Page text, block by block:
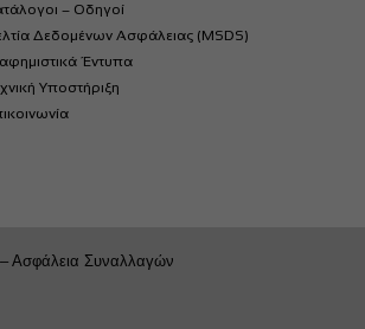
– Οδηγοί
Δεδομένων Ασφάλειας (MSDS)
Έντυπα
Υποστήριξη
Ασφάλεια Συναλλαγών